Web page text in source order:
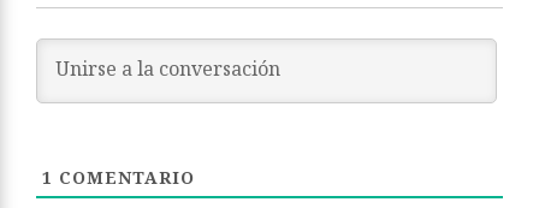
1 COMENTARIO